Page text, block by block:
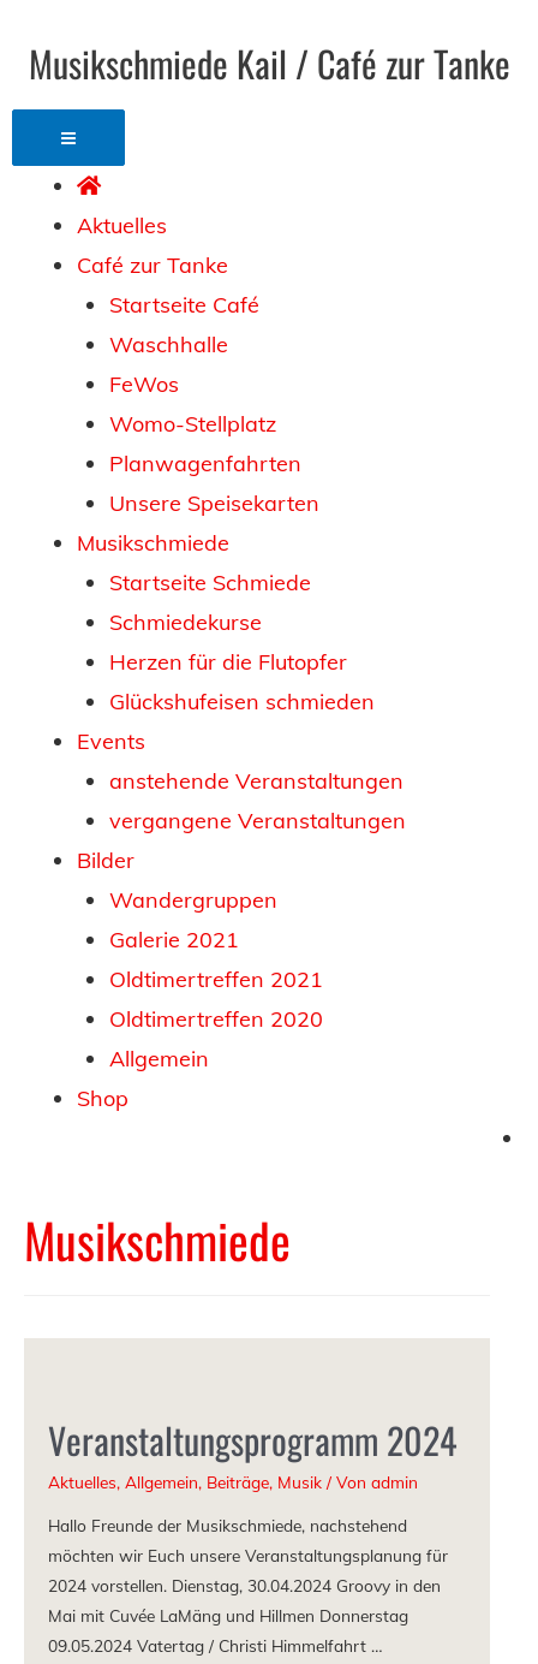
Musikschmiede Kail / Café zur Tanke
Aktuelles
Café zur Tanke
Startseite Café
Waschhalle
FeWos
Womo-Stellplatz
Planwagenfahrten
Unsere Speisekarten
Musikschmiede
Startseite Schmiede
Schmiedekurse
Herzen für die Flutopfer
Glückshufeisen schmieden
Events
anstehende Veranstaltungen
vergangene Veranstaltungen
Bilder
Wandergruppen
Galerie 2021
Oldtimertreffen 2021
Oldtimertreffen 2020
Allgemein
Shop
Musikschmiede
Veranstaltungsprogramm 2024
Aktuelles, Allgemein, Beiträge, Musik / Von admin
Hallo Freunde der Musikschmiede, nachstehend
möchten wir Euch unsere Veranstaltungsplanung für
2024 vorstellen. Dienstag, 30.04.2024 Groovy in den
Mai mit Cuvée LaMäng und Hillmen Donnerstag
09.05.2024 Vatertag / Christi Himmelfahrt …